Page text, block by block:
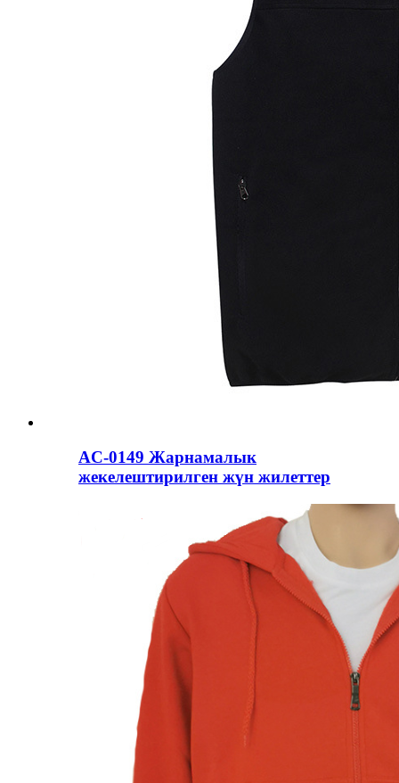
AC-0149 Жарнамалык
жекелештирилген жүн жилеттер